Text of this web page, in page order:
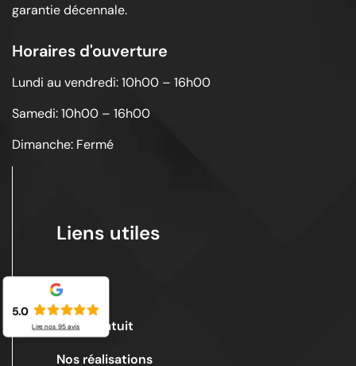
garantie décennale.
Horaires d'ouverture
Lundi au vendredi: 10h00 – 16h00
Samedi: 10h00 – 16h00
Dimanche: Fermé
Liens utiles
Acceuil
Devis gratuit
Nos réalisations
5.0
Lire nos 95avis